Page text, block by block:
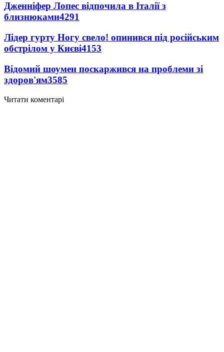
Дженніфер Лопес відпочила в Італії з
близнюками4291
Лідер гурту Ногу свело! опинився під російським
обстрілом у Києві4153
Відомий шоумен поскаржився на проблеми зі
здоров'ям3585
Читати коментарі